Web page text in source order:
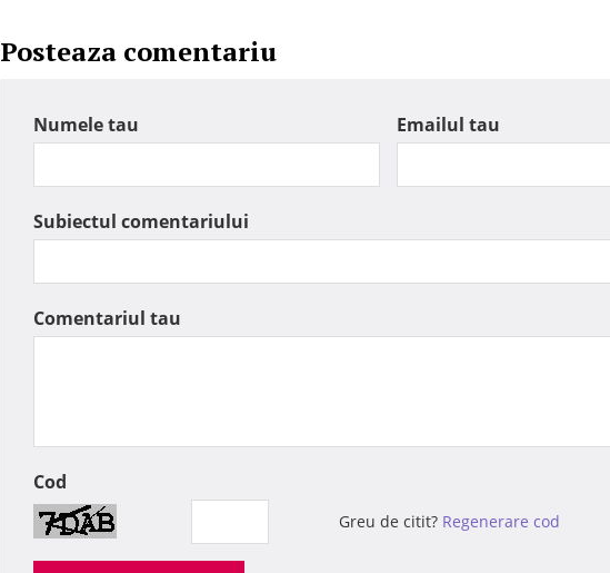
Posteaza comentariu
Numele tau Emailul tau
Subiectul comentariului
Comentariul tau
Cod
Greu de citit? Regenerare cod